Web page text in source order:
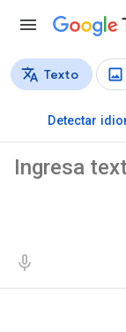
Tipos de
Texto
Detectar